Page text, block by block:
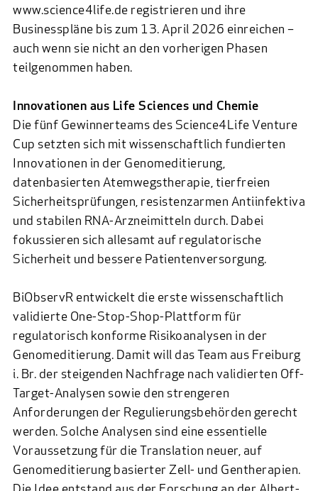
www.science4life.de registrieren und ihre
Businesspläne bis zum 13. April 2026 einreichen –
auch wenn sie nicht an den vorherigen Phasen
teilgenommen haben.
Innovationen aus Life Sciences und Chemie
Die fünf Gewinnerteams des Science4Life Venture
Cup setzten sich mit wissenschaftlich fundierten
Innovationen in der Genomeditierung,
datenbasierten Atemwegstherapie, tierfreien
Sicherheitsprüfungen, resistenzarmen Antiinfektiva
und stabilen RNA-Arzneimitteln durch. Dabei
fokussieren sich allesamt auf regulatorische
Sicherheit und bessere Patientenversorgung.
BiObservR entwickelt die erste wissenschaftlich
validierte One-Stop-Shop-Plattform für
regulatorisch konforme Risikoanalysen in der
Genomeditierung. Damit will das Team aus Freiburg
i. Br. der steigenden Nachfrage nach validierten Off-
Target-Analysen sowie den strengeren
Anforderungen der Regulierungsbehörden gerecht
werden. Solche Analysen sind eine essentielle
Voraussetzung für die Translation neuer, auf
Genomeditierung basierter Zell- und Gentherapien.